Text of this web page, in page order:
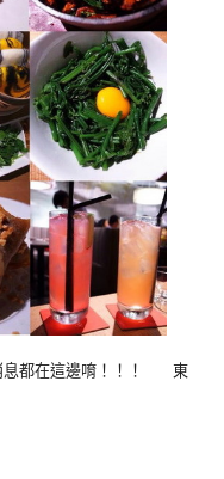
息都在這邊唷！！！ 東